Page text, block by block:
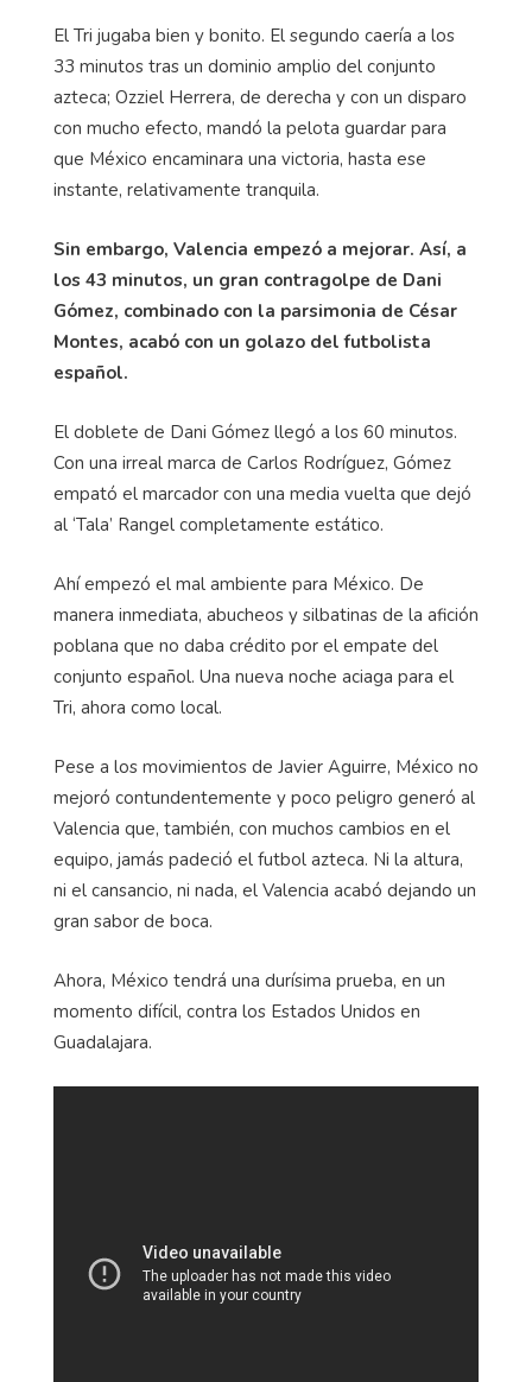
El Tri jugaba bien y bonito. El segundo caería a los
33 minutos tras un dominio amplio del conjunto
azteca; Ozziel Herrera, de derecha y con un disparo
con mucho efecto, mandó la pelota guardar para
que México encaminara una victoria, hasta ese
instante, relativamente tranquila.
Sin embargo, Valencia empezó a mejorar. Así, a
los 43 minutos, un gran contragolpe de Dani
Gómez, combinado con la parsimonia de César
Montes, acabó con un golazo del futbolista
español.
El doblete de Dani Gómez llegó a los 60 minutos.
Con una irreal marca de Carlos Rodríguez, Gómez
empató el marcador con una media vuelta que dejó
al ‘Tala’ Rangel completamente estático.
Ahí empezó el mal ambiente para México. De
manera inmediata, abucheos y silbatinas de la afición
poblana que no daba crédito por el empate del
conjunto español. Una nueva noche aciaga para el
Tri, ahora como local.
Pese a los movimientos de Javier Aguirre, México no
mejoró contundentemente y poco peligro generó al
Valencia que, también, con muchos cambios en el
equipo, jamás padeció el futbol azteca. Ni la altura,
ni el cansancio, ni nada, el Valencia acabó dejando un
gran sabor de boca.
Ahora, México tendrá una durísima prueba, en un
momento difícil, contra los Estados Unidos en
Guadalajara.